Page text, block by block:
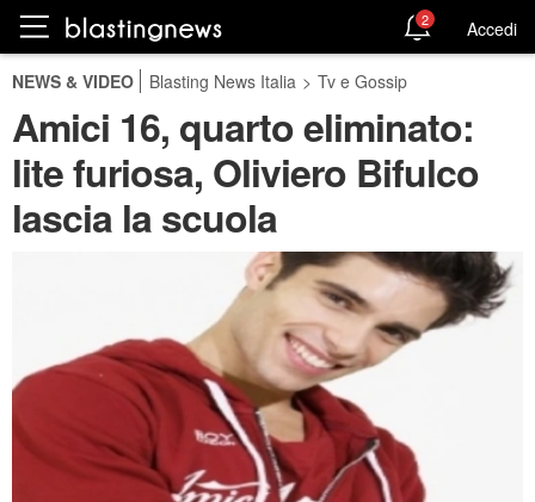
2 Accedi
NEWS & VIDEO Blasting News Italia > Tv e Gossip
Amici 16, quarto eliminato:
lite furiosa, Oliviero Bifulco
lascia la scuola